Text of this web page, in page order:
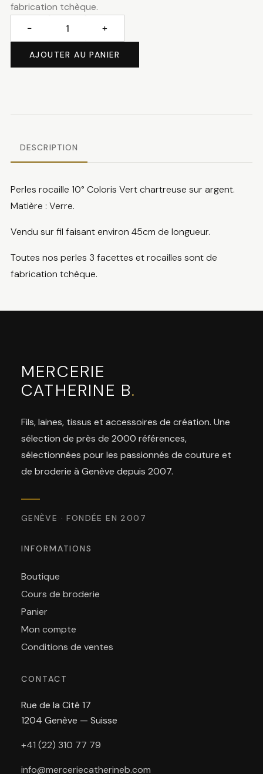
fabrication tchèque.
Perles
− +
AJOUTER AU PANIER
DESCRIPTION
Perles rocaille 10° Coloris Vert chartreuse sur argent.
Matière : Verre.
Vendu sur fil faisant environ 45cm de longueur.
Toutes nos perles 3 facettes et rocailles sont de
fabrication tchèque.
MERCERIE
CATHERINE B.
Fils, laines, tissus et accessoires de création. Une
sélection de près de 2000 références,
sélectionnées pour les passionnés de couture et
de broderie à Genève depuis 2007.
GENÈVE · FONDÉE EN 2007
INFORMATIONS
Boutique
Cours de broderie
Panier
Mon compte
Conditions de ventes
CONTACT
Rue de la Cité 17
1204 Genève — Suisse
+41 (22) 310 77 79
info@merceriecatherineb.com